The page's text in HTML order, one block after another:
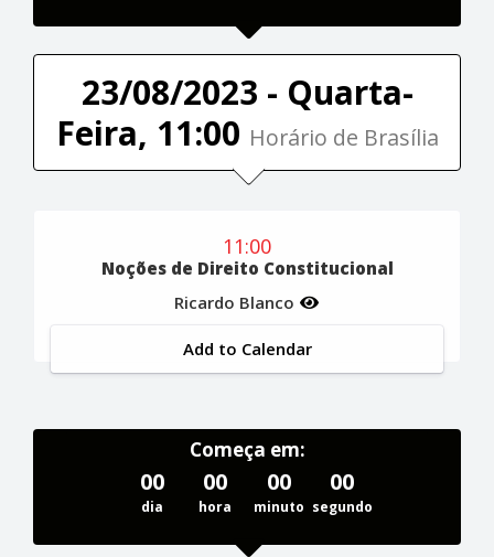
23/08/2023 - Quarta-
Feira, 11:00 Horário de Brasília
11:00
Noções de Direito Constitucional
Ricardo Blanco
Add to Calendar
Começa em:
00
dia
00
hora
00
minuto
00
segundo